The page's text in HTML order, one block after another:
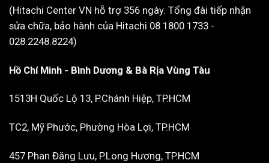
(Hitachi Center VN hỗ trợ 356 ngày. Tổng đài tiếp nhận
sửa chữa, bảo hành của Hitachi 08 1800 1733 -
028.2248.8224)
Hồ Chí Minh - Bình Dương & Bà Rịa Vùng Tàu
1513H Quốc Lộ 13, P.Chánh Hiệp, TP.HCM
TC2, Mỹ Phước, Phường Hòa Lợi, TP.HCM
457 Phan Đăng Lưu, P.Long Hương, TP.HCM